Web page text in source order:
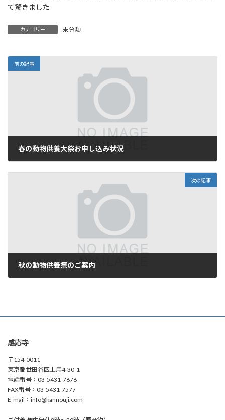
て驚きました
カテゴリー 未分類
前の記事
春の動物供養大祭お申し込み状況
次の記事
秋の動物供養祭のご案内
感応寺
〒154-0011
東京都世田谷区上馬4-30-1
電話番号：03-5431-7676
FAX番号：03-5431-7577
E-mail：info@kannouji.com